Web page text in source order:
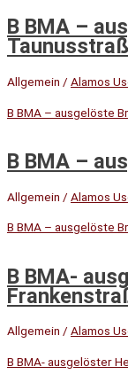
B BMA –
Allgemein / Alamos
B BMA – ausgelöste
B BMA –
Allgemein / Alamos
B BMA – ausgelöste
B BMA-
Allgemein / Alamos
B BMA- ausgelöster